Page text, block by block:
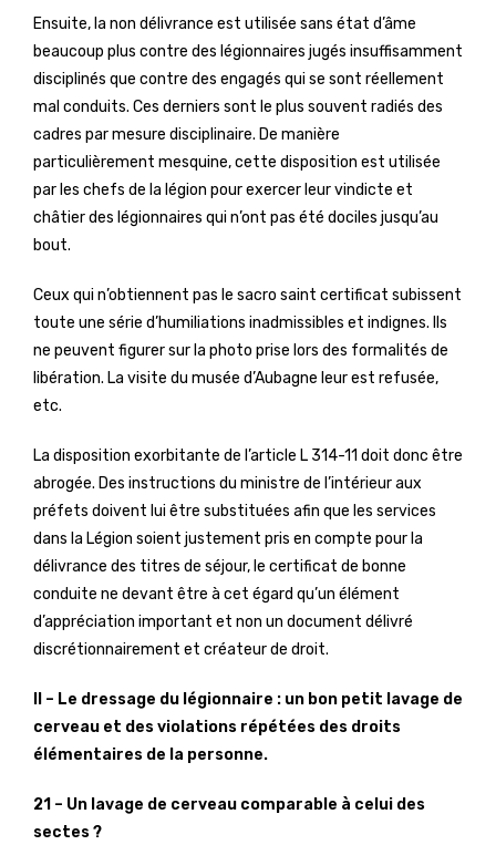
Ensuite, la non délivrance est utilisée sans état d’âme
beaucoup plus contre des légionnaires jugés insuffisamment
disciplinés que contre des engagés qui se sont réellement
mal conduits. Ces derniers sont le plus souvent radiés des
cadres par mesure disciplinaire. De manière
particulièrement mesquine, cette disposition est utilisée
par les chefs de la légion pour exercer leur vindicte et
châtier des légionnaires qui n’ont pas été dociles jusqu’au
bout.
Ceux qui n’obtiennent pas le sacro saint certificat subissent
toute une série d’humiliations inadmissibles et indignes. Ils
ne peuvent figurer sur la photo prise lors des formalités de
libération. La visite du musée d’Aubagne leur est refusée,
etc.
La disposition exorbitante de l’article L 314-11 doit donc être
abrogée. Des instructions du ministre de l’intérieur aux
préfets doivent lui être substituées afin que les services
dans la Légion soient justement pris en compte pour la
délivrance des titres de séjour, le certificat de bonne
conduite ne devant être à cet égard qu’un élément
d’appréciation important et non un document délivré
discrétionnairement et créateur de droit.
II – Le dressage du légionnaire : un bon petit lavage de
cerveau et des violations répétées des droits
élémentaires de la personne.
21 – Un lavage de cerveau comparable à celui des
sectes ?